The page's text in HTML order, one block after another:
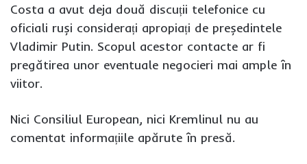
Costa a avut deja două discuții telefonice cu
oficiali ruși considerați apropiați de președintele
Vladimir Putin. Scopul acestor contacte ar fi
pregătirea unor eventuale negocieri mai ample în
viitor.
Nici Consiliul European, nici Kremlinul nu au
comentat informațiile apărute în presă.